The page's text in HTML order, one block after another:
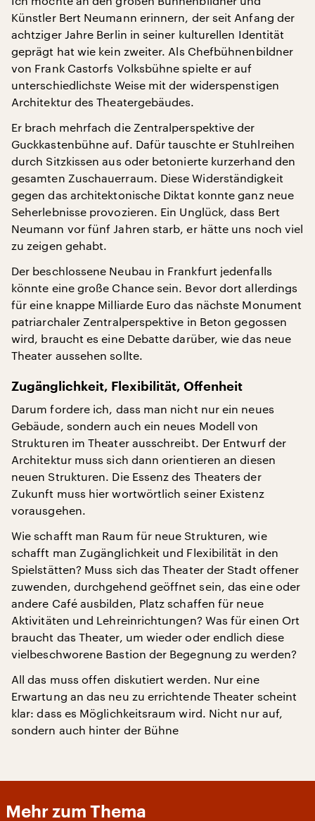
Künstler Bert Neumann erinnern, der seit Anfang der
achtziger Jahre Berlin in seiner kulturellen Identität
geprägt hat wie kein zweiter. Als Chefbühnenbildner
von Frank Castorfs Volksbühne spielte er auf
unterschiedlichste Weise mit der widerspenstigen
Architektur des Theatergebäudes.
Er brach mehrfach die Zentralperspektive der
Guckkastenbühne auf. Dafür tauschte er Stuhlreihen
durch Sitzkissen aus oder betonierte kurzerhand den
gesamten Zuschauerraum. Diese Widerständigkeit
gegen das architektonische Diktat konnte ganz neue
Seherlebnisse provozieren. Ein Unglück, dass Bert
Neumann vor fünf Jahren starb, er hätte uns noch viel
zu zeigen gehabt.
Der beschlossene Neubau in Frankfurt jedenfalls
könnte eine große Chance sein. Bevor dort allerdings
für eine knappe Milliarde Euro das nächste Monument
patriarchaler Zentralperspektive in Beton gegossen
wird, braucht es eine Debatte darüber, wie das neue
Theater aussehen sollte.
Zugänglichkeit, Flexibilität, Offenheit
Darum fordere ich, dass man nicht nur ein neues
Gebäude, sondern auch ein neues Modell von
Strukturen im Theater ausschreibt. Der Entwurf der
Architektur muss sich dann orientieren an diesen
neuen Strukturen. Die Essenz des Theaters der
Zukunft muss hier wortwörtlich seiner Existenz
vorausgehen.
Wie schafft man Raum für neue Strukturen, wie
schafft man Zugänglichkeit und Flexibilität in den
Spielstätten? Muss sich das Theater der Stadt offener
zuwenden, durchgehend geöffnet sein, das eine oder
andere Café ausbilden, Platz schaffen für neue
Aktivitäten und Lehreinrichtungen? Was für einen Ort
braucht das Theater, um wieder oder endlich diese
vielbeschworene Bastion der Begegnung zu werden?
All das muss offen diskutiert werden. Nur eine
Erwartung an das neu zu errichtende Theater scheint
klar: dass es Möglichkeitsraum wird. Nicht nur auf,
sondern auch hinter der Bühne
Mehr zum Thema